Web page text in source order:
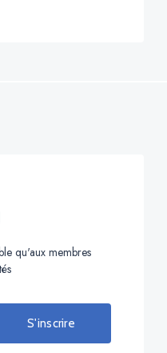
qu'aux membres
S'inscrire